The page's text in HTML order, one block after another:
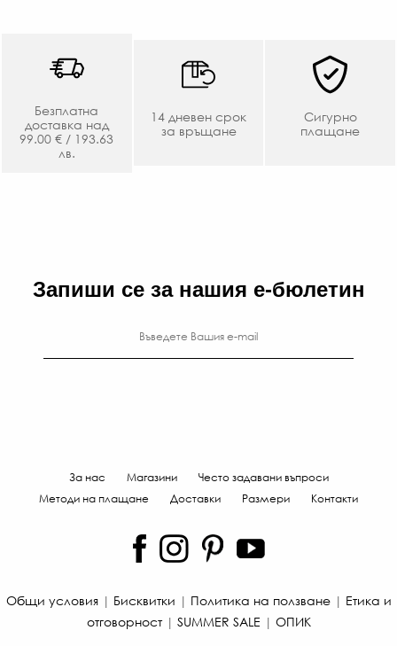
Безплатна
доставка над
99.00 € / 193.63
лв.
14 дневен срок
за връщане
Сигурно
плащане
Запиши се за нашия е-бюлетин
За нас Магазини
Често задавани въпроси
Методи на плащане
Доставки Размери Контакти
Общи условия| Бисквитки | Политика на ползване| Етика и
отговорност| SUMMER SALE | ОПИК